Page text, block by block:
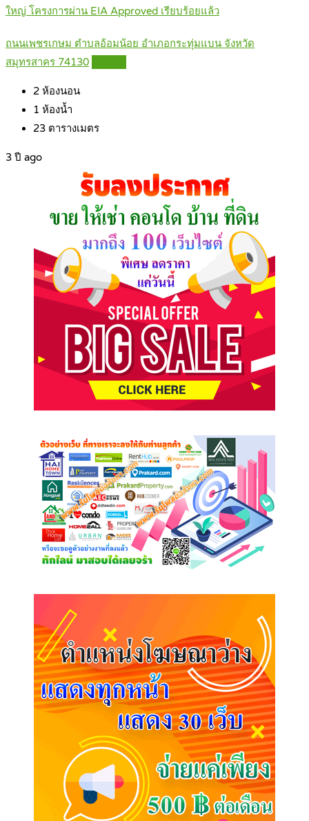
ใหญ่ โครงการผ่าน EIA Approved เรียบร้อยแล้ว
ถนนเพชรเกษม ตำบลอ้อมน้อย อำเภอกระทุ่มแบน จังหวัด
สมุทรสาคร 74130
2 ห้องนอน
1 ห้องน้ำ
23 ตารางเมตร
3 ปี ago